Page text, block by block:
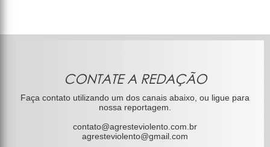
CONTATE A REDAÇÃO
Faça contato utilizando um dos canais abaixo, ou ligue para
nossa reportagem.
contato@agresteviolento.com.br
agresteviolento@gmail.com